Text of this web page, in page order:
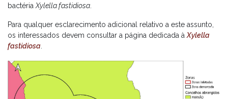
bactéria Xylella fastidiosa
Para qualquer esclarecimento adicional relativo a este assunto,
os interessados devem consultar a página dedicada à Xylella
fastidiosa